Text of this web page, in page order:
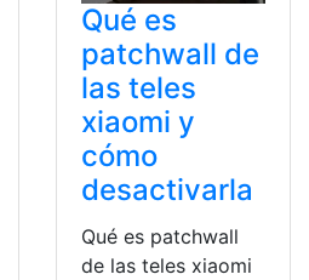
Qué es
patchwall de
las teles
xiaomi y
cómo
desactivarla
Qué es patchwall
de las teles xiaomi